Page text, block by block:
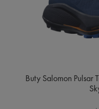
Buty Salomon